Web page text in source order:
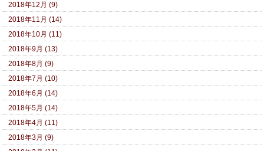
2018年12月 (9)
2018年11月 (14)
2018年10月 (11)
2018年9月 (13)
2018年8月 (9)
2018年7月 (10)
2018年6月 (14)
2018年5月 (14)
2018年4月 (11)
2018年3月 (9)